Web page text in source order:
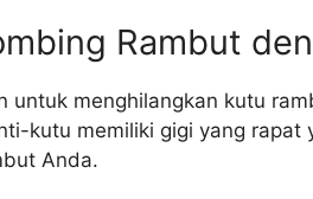
Rambut
untuk menghilangkan kutu
kutu memiliki gigi yang
Anda.